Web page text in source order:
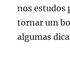
nos estudos
tornar um
algumas